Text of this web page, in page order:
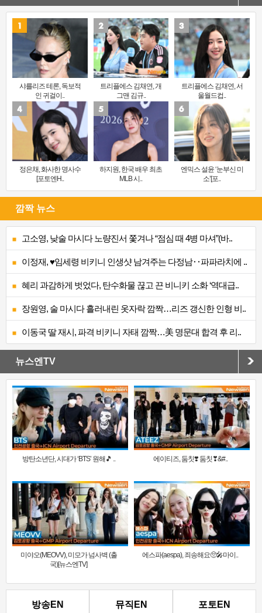
샤를리즈 테론, 독보적
인 귀걸이..
트리플에스 김채연, 개
그맨 김규..
트리플에스 김채연, 서
울월드컵..
정은채, 화사한 명사수
[포토엔H..
하지원, 한국 배우 최초
MLB 시..
엔믹스 설윤 ‘눈부신 미
소’[포..
깜짝 뉴스
고소영, 낮술 마시다 노량진서 쫓겨나 “점심 때 4병 마셔”(바..
이정재, ♥임세령 비키니 인생샷 남겨주는 다정남‥파파라치에 ..
혜리 과감하게 벗었다, 탄수화물 끊고 끈 비니키 소화 ‘역대급..
장원영, 술 마시다 흘러내린 옷자락 깜짝…리즈 갱신한 인형 비..
이동국 딸 재시, 파격 비키니 자태 깜짝…美 명문대 합격 후 리..
뉴스엔TV
방탄소년단, 시대가 ‘BTS’ 원해🎵 .. 에이티즈, 둠칫❣️ 둠칫❣&#..
미야오(MEOVV), 미모가 넘사벽 (출
국)[뉴스엔TV]
에스파(aespa), 죄송해요🥺🎤마이..
방송EN 뮤직EN 포토EN